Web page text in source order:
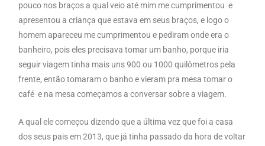
pouco nos braços a qual veio até mim me cumprimentou e
apresentou a criança que estava em seus braços, e logo o
homem apareceu me cumprimentou e pediram onde era o
banheiro, pois eles precisava tomar um banho, porque iria
seguir viagem tinha mais uns 900 ou 1000 quilômetros pela
frente, então tomaram o banho e vieram pra mesa tomar o
café e na mesa começamos a conversar sobre a viagem.
A qual ele começou dizendo que a última vez que foi a casa
dos seus pais em 2013, que já tinha passado da hora de voltar